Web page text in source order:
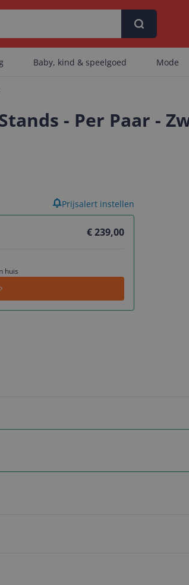
Baby, kind & speelgoed Mode
- Per Paar -
€ 239,00
huis
Prijsalert instellen